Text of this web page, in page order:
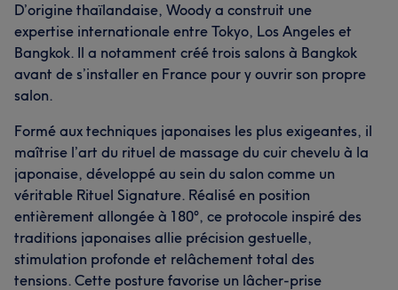
D’origine thaïlandaise, Woody a construit une
expertise internationale entre Tokyo, Los Angeles et
Bangkok. Il a notamment créé trois salons à Bangkok
avant de s’installer en France pour y ouvrir son propre
salon.
Formé aux techniques japonaises les plus exigeantes, il
maîtrise l’art du rituel de massage du cuir chevelu à la
japonaise, développé au sein du salon comme un
véritable Rituel Signature. Réalisé en position
entièrement allongée à 180°, ce protocole inspiré des
traditions japonaises allie précision gestuelle,
stimulation profonde et relâchement total des
tensions. Cette posture favorise un lâcher-prise